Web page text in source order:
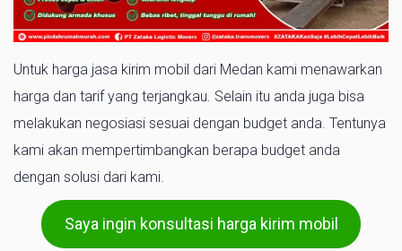
Untuk harga jasa kirim mobil dari Medan kami menawarkan
harga dan tarif yang terjangkau. Selain itu anda juga bisa
melakukan negosiasi sesuai dengan budget anda. Tentunya
kami akan mempertimbangkan berapa budget anda
dengan solusi dari kami.
Saya ingin konsultasi harga kirim mobil